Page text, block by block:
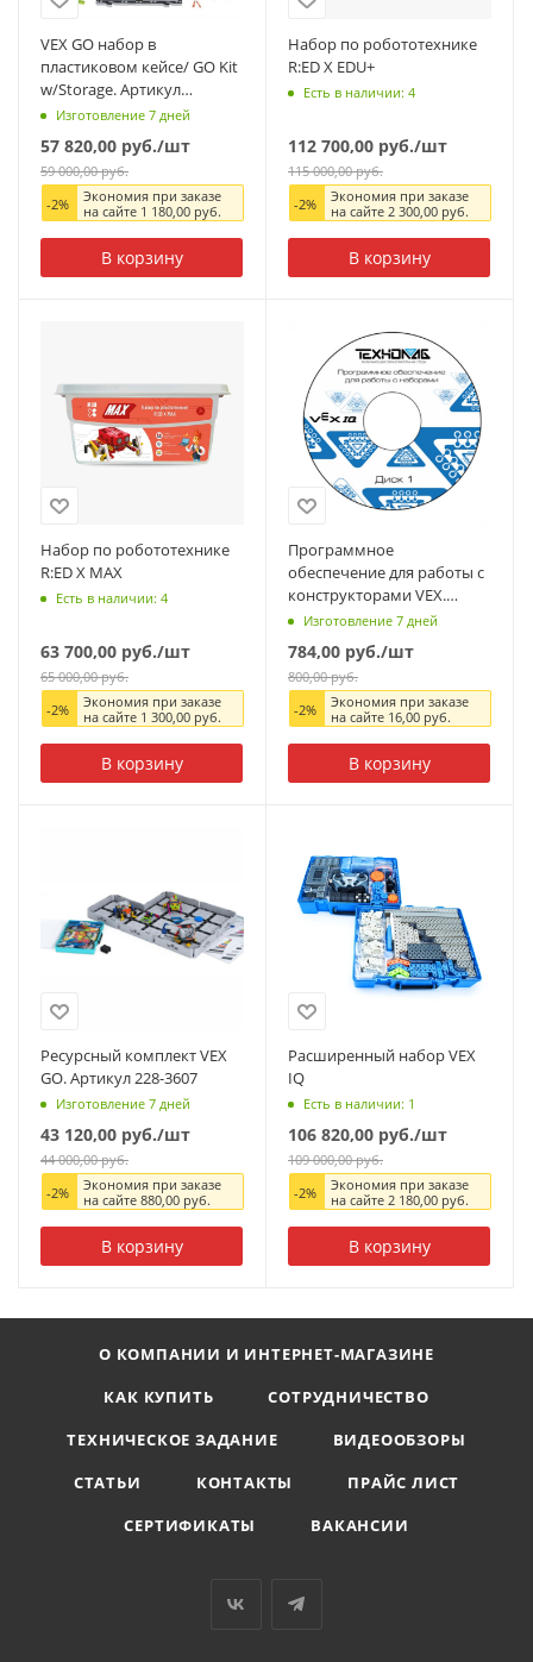
VEX GO набор в
пластиковом кейсе/ GO Kit
w/Storage. Артикул
производителя 269-6705
Изготовление 7 дней
57 820,00 руб./шт
59 000,00руб.
-2%
Экономия при заказе
на сайте 1 180,00руб.
В корзину
Набор по робототехнике
R:ED X EDU+
Есть в наличии: 4
112 700,00 руб./шт
115 000,00руб.
-2%
Экономия при заказе
на сайте 2 300,00руб.
В корзину
Набор по робототехнике
R:ED X MAX
Есть в наличии: 4
63 700,00 руб./шт
65 000,00руб.
-2%
Экономия при заказе
на сайте 1 300,00руб.
В корзину
Программное
обеспечение для работы с
конструкторами VEX.
Артикул производителя ТВ-
Изготовление 7 дней
784,00 руб./шт
800,00руб.
-2%
Экономия при заказе
на сайте 16,00руб.
В корзину
Ресурсный комплект VEX
GO. Артикул 228-3607
Изготовление 7 дней
43 120,00 руб./шт
44 000,00руб.
-2%
Экономия при заказе
на сайте 880,00руб.
В корзину
Расширенный набор VEX
IQ
Есть в наличии: 1
106 820,00 руб./шт
109 000,00руб.
-2%
Экономия при заказе
на сайте 2 180,00руб.
В корзину
О КОМПАНИИ И ИНТЕРНЕТ-МАГАЗИНЕ
КАК КУПИТЬ
СОТРУДНИЧЕСТВО
ТЕХНИЧЕСКОЕ ЗАДАНИЕ
ВИДЕООБЗОРЫ
СТАТЬИ
КОНТАКТЫ
ПРАЙС ЛИСТ
СЕРТИФИКАТЫ
ВАКАНСИИ